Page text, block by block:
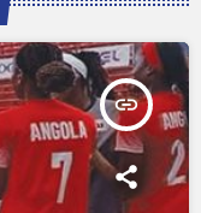
insert_link